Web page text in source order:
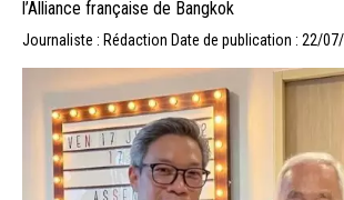
l’Alliance française de Bangkok
Journaliste : Rédaction Date de publication : 22/